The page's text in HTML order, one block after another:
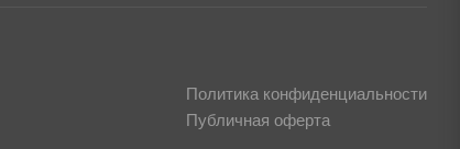
Политика конфиденциальности
Публичная оферта